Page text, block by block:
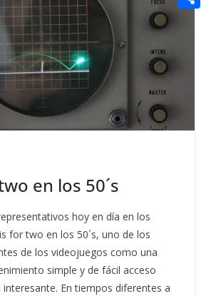
en los 50´s
hoy en día en los
for two en los 50´s, uno de los
de los videojuegos como una
simple y de fácil acceso
En tiempos diferentes a
n
a
r